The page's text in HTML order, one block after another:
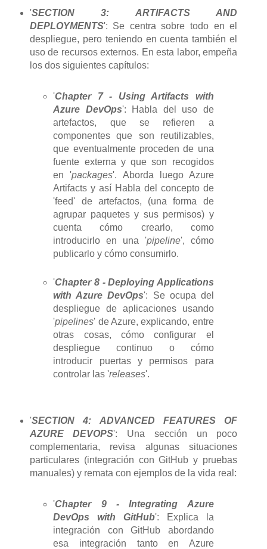
'SECTION 3: ARTIFACTS AND
DEPLOYMENTS': Se centra sobre todo en el
despliegue, pero teniendo en cuenta también el
uso de recursos externos. En esta labor, empeña
los dos siguientes capítulos:
'Chapter 7 - Using Artifacts with
Azure DevOps': Habla del uso de
artefactos, que se refieren a
componentes que son reutilizables,
que eventualmente proceden de una
fuente externa y que son recogidos
en 'packages'. Aborda luego Azure
Artifacts y así Habla del concepto de
'feed' de artefactos, (una forma de
agrupar paquetes y sus permisos) y
cuenta cómo crearlo, como
introducirlo en una 'pipeline', cómo
publicarlo y cómo consumirlo.
'Chapter 8 - Deploying Applications
with Azure DevOps': Se ocupa del
despliegue de aplicaciones usando
'pipelines' de Azure, explicando, entre
otras cosas, cómo configurar el
despliegue continuo o cómo
introducir puertas y permisos para
controlar las 'releases'.
'SECTION 4: ADVANCED FEATURES OF
AZURE DEVOPS': Una sección un poco
complementaria, revisa algunas situaciones
particulares (integración con GitHub y pruebas
manuales) y remata con ejemplos de la vida real:
'Chapter 9 - Integrating Azure
DevOps with GitHub': Explica la
integración con GitHub abordando
esa integración tanto en Azure